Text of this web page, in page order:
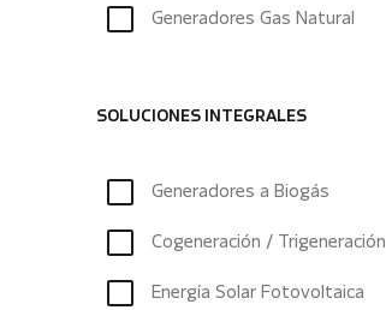
Generadores Gas Natural
SOLUCIONES INTEGRALES
Generadores a Biogás
Cogeneración / Trigeneración
Energía Solar Fotovoltaica